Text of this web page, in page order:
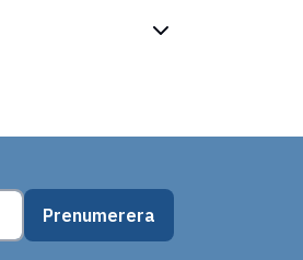
Prenumerera